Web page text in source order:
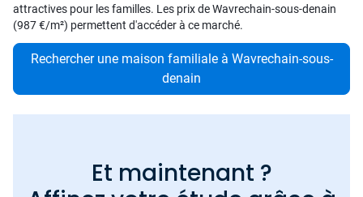
attractives pour les familles. Les prix de Wavrechain-sous-denain
(987 €/m²) permettent d'accéder à ce marché.
Rechercher une maison familiale à Wavrechain-sous-
denain
Et maintenant ?